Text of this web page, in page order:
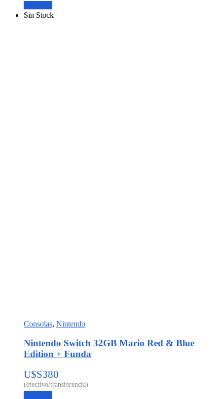
Sin Stock
Consolas, Nintendo
Nintendo Switch 32GB Mario Red & Blue
Edition + Funda
U$S380